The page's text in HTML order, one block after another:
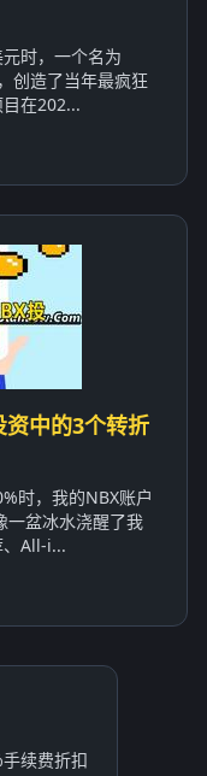
时，一个名为
创造了当年最疯狂
在202...
中的3个转折
时，我的NBX账户
一盆冰水浇醒了我
All-i...
续费折扣